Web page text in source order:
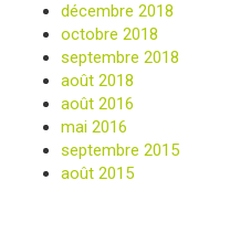
décembre 2018
octobre 2018
septembre 2018
août 2018
août 2016
mai 2016
septembre 2015
août 2015